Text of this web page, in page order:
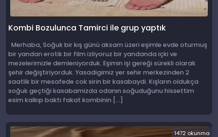
Kombi Bozulunca Tamirci ile grup yaptık
Merhaba, Soğuk bir kış günü aksam üzeri eşimle evde oturmuş
bir yandan erotik bir film izliyoruz bir yandanda içki ve
mezelerimizle demleniyorduk. Eşimin işi gereği sürekli olarak
şehir değiştiriyorduk. Yasadigimiz yer sehir merkezinden 2
saatlik bir mesafede cok sirin bir kasabaydi. Kışların oldukça
soğuk geçtiği kasabamizda odanın soğuduğunu hissettim
esim kalkıp baktı fakat kombinin […]
1472 okunma